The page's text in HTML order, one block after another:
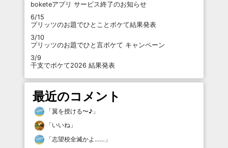
boketeアプリ サービス終了のお知らせ
6/15
プリッツのお題でひとことボケて結果発表
3/10
プリッツのお題でひと言ボケて キャンペーン
3/9
干支でボケて2026 結果発表
最近のコメント
「翼を授ける〜♪ 」
「いいね 」
「志望校全滅かよ…… 」